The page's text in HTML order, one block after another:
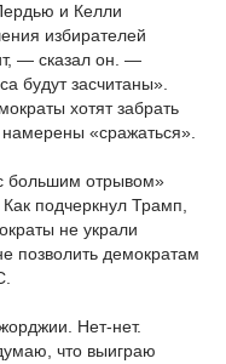
и Келли
избирателей
— сказал он. —
будут засчитаны».
хотят забрать
«сражаться».
большим отрывом»
подчеркнул Трамп,
не украли
позволить демократам
Нет-нет.
что выиграю